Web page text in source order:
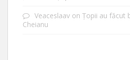
Veaceslaav on Țopii au făcut
Cheianu